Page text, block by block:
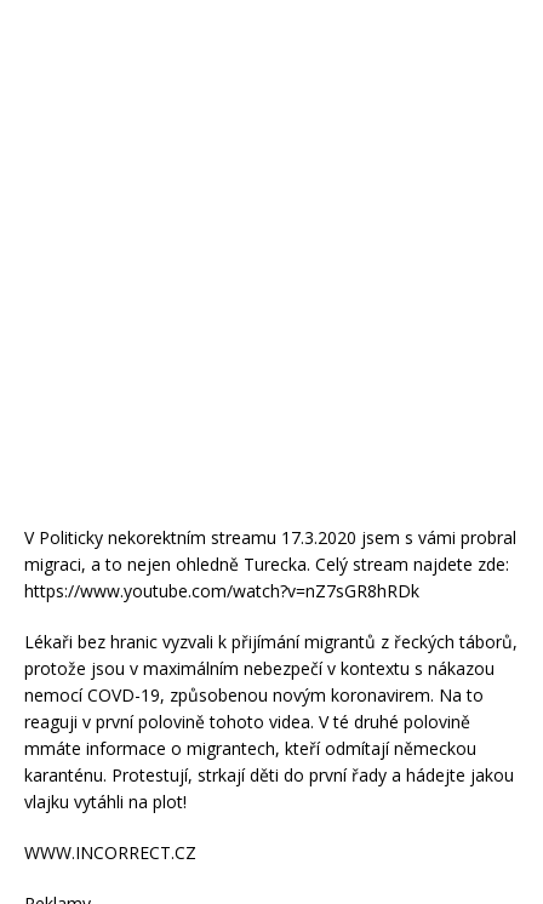
V Politicky nekorektním streamu 17.3.2020 jsem s vámi probral
migraci, a to nejen ohledně Turecka. Celý stream najdete zde:
https://www.youtube.com/watch?v=nZ7sGR8hRDk
Lékaři bez hranic vyzvali k přijímání migrantů z řeckých táborů,
protože jsou v maximálním nebezpečí v kontextu s nákazou
nemocí COVD-19, způsobenou novým koronavirem. Na to
reaguji v první polovině tohoto videa. V té druhé polovině
mmáte informace o migrantech, kteří odmítají německou
karanténu. Protestují, strkají děti do první řady a hádejte jakou
vlajku vytáhli na plot!
WWW.INCORRECT.CZ